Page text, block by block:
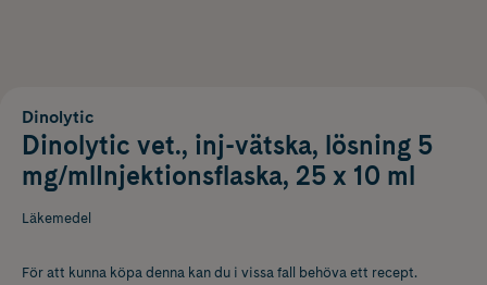
Dinolytic
Dinolytic vet., inj-vätska, lösning 5
mg/mlInjektionsflaska, 25 x 10 ml
Läkemedel
För att kunna köpa denna kan du i vissa fall behöva ett recept.